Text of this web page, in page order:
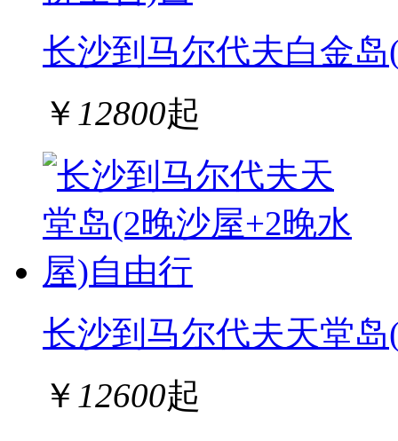
长沙到马尔代夫白金
￥ 12800起
长沙到马尔代夫天堂
￥ 12600起